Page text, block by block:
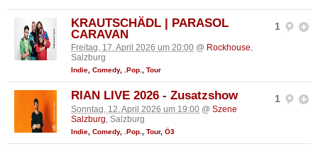
1
KRAUTSCHÄDL | PARASOL
CARAVAN
Freitag, 17. April 2026 um 20:00 @ Rockhouse,
Salzburg
Indie, Comedy, .Pop., Tour
1
RIAN LIVE 2026 - Zusatzshow
Sonntag, 12. April 2026 um 19:00 @ Szene
Salzburg , Salzburg
Indie Comedy, .Pop. Tour, Ö3